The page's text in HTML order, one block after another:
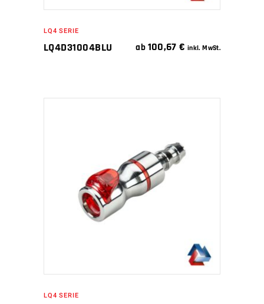
LQ4 SERIE
LQ4D31004BLU ab 100,67€ inkl. MwSt.
IN DEN WARENKORB
LQ4 SERIE